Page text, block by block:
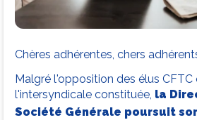
Chères adhérentes, chers
Malgré l'opposition des élus CFTC
l'intersyndicale constituée, la
Société Générale poursuit